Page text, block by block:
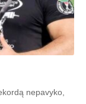
nepavyko,